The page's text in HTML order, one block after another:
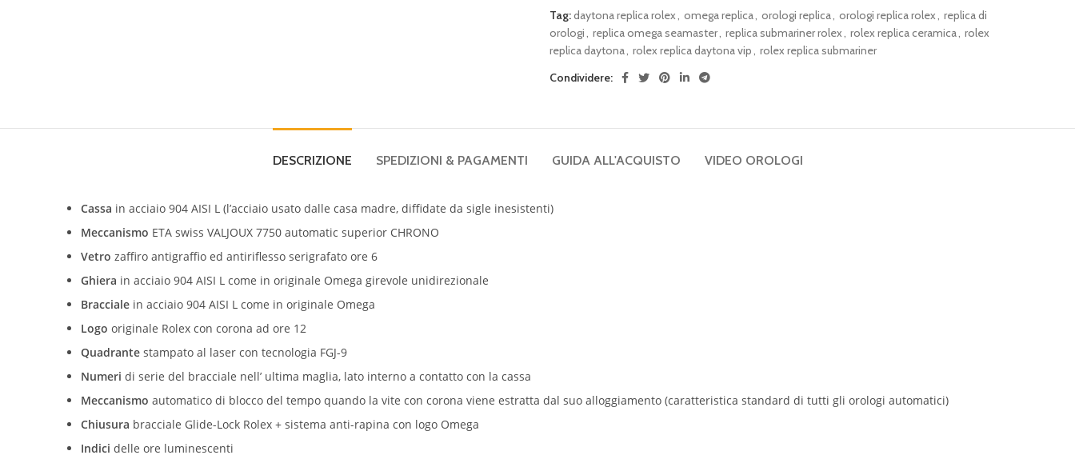
Tag:daytona replica rolex omega replica orologi replica orologi replica rolex
replica di
orologi
replica omega seamaster replica submariner rolex rolex replica ceramica rolex
replica daytona rolex replica daytona vip
rolex replica submariner
Condividere:
DESCRIZIONE SPEDIZIONI & PAGAMENTI GUIDA ALL'ACQUISTO VIDEO OROLOGI
Cassa in acciaio 904 AISI L (l’acciaio usato dalle casa madre, diffidate da sigle inesistenti)
Meccanismo ETA swiss VALJOUX 7750 automatic superior CHRONO
Vetro zaffiro antigraffio ed antiriflesso serigrafato ore 6
Ghiera in acciaio 904 AISI L come in originale Omega girevole unidirezionale
Bracciale in acciaio 904 AISI L come in originale Omega
Logo originale Rolex con corona ad ore 12
Quadrante stampato al laser con tecnologia FGJ-9
Numeri di serie del bracciale nell’ ultima maglia, lato interno a contatto con la cassa
Meccanismo automatico di blocco del tempo quando la vite con corona viene estratta dal suo alloggiamento (caratteristica standard di tutti gli orologi automatici)
Chiusura bracciale Glide-Lock Rolex + sistema anti-rapina con logo Omega
Indici delle ore luminescenti